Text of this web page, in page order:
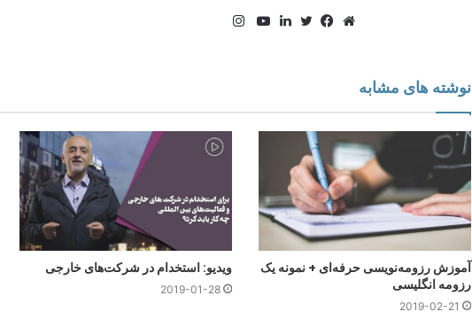
نوشته های مشابه
آموزش رزومه‌نویسی حرفه‌ای + نمونه یک
رزومه انگلیسی
2019-02-21
ویدیو: استخدام در شرکت‌های خارجی
2019-01-28